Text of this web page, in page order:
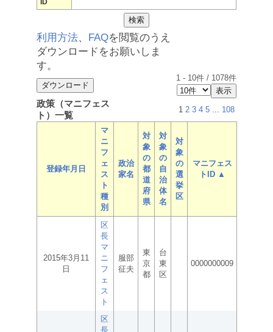
ID
利用方法、 FAQを閲覧のうえ
ダウンロードをお願いしま
す。
1 - 10件 / 1078件
政策（マニフェス
ト）一覧
1 2 3 4 5 ... 108
登録年月日
マ
ニ
フ
ェ
ス
ト
種
別
政治
家名
対
象
の
都
道
府
県
対
象
の
自
治
体
名
対
象
の
選
挙
区
マニフェス
トID ▲
2015年3月11
日
区
長
マ
ニ
フ
ェ
ス
ト
服部
征夫
東
京
都
台
東
区
0000000009
区
長